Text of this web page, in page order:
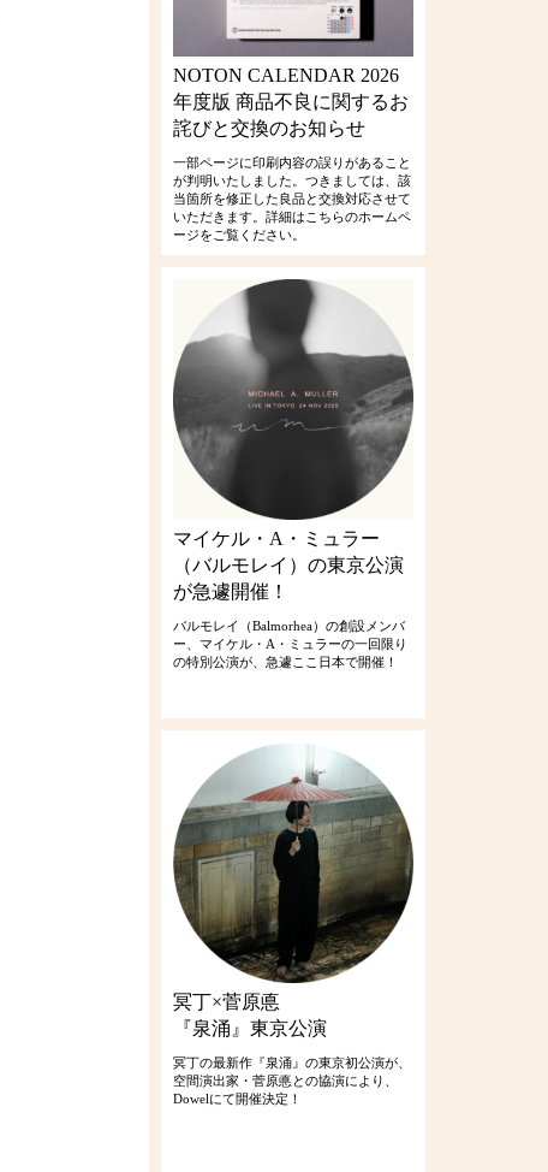
NOTON CALENDAR 2026
年度版 商品不良に関するお
詫びと交換のお知らせ
一部ページに印刷内容の誤りがあること
が判明いたしました。つきましては、該
当箇所を修正した良品と交換対応させて
いただきます。詳細はこちらのホームペ
ージをご覧ください。
マイケル・A・ミュラー
（バルモレイ）の東京公演
が急遽開催！
バルモレイ（Balmorhea）の創設メンバ
ー、マイケル・A・ミュラーの一回限り
の特別公演が、急遽ここ日本で開催！
冥丁×菅原悳
『泉涌』東京公演
冥丁の最新作『泉涌』の東京初公演が、
空間演出家・菅原悳との協演により、
Dowelにて開催決定！